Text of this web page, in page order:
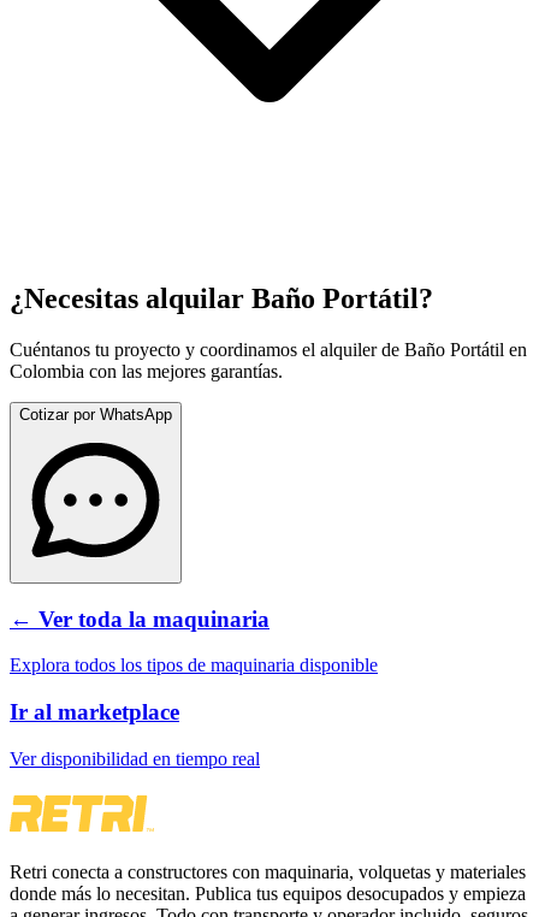
¿Necesitas alquilar Baño Portátil?
Cuéntanos tu proyecto y coordinamos el alquiler de Baño Portátil en
Colombia con las mejores garantías.
Cotizar por WhatsApp
← Ver toda la maquinaria
Explora todos los tipos de maquinaria disponible
Ir al marketplace
Ver disponibilidad en tiempo real
Retri conecta a constructores con maquinaria, volquetas y materiales
donde más lo necesitan. Publica tus equipos desocupados y empieza